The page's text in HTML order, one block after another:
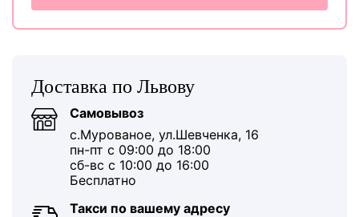
Доставка по Львову
Самовывоз
с.Мурованое, ул.Шевченка, 16
пн-пт с 09:00 до 18:00
сб-вс с 10:00 до 16:00
Бесплатно
Такси по вашему адресу